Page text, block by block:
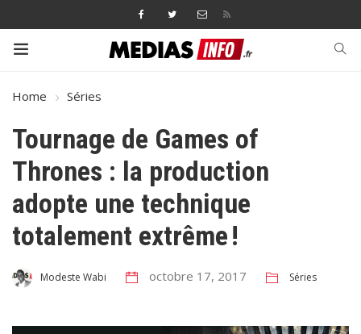
Home Séries
Tournage de Games of
Thrones : la production
adopte une technique
totalement extrême !
Modeste Wabi octobre 17, 2017 Séries